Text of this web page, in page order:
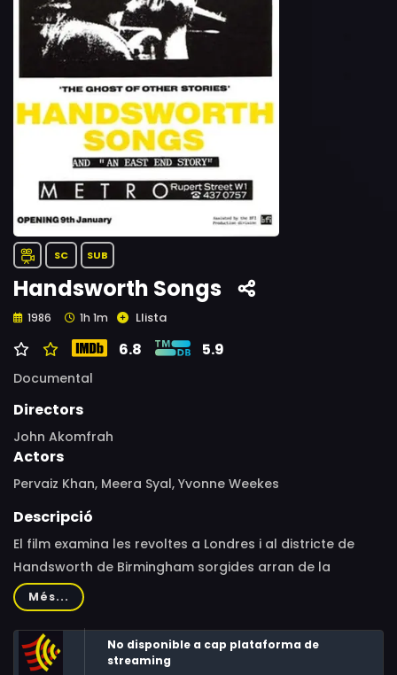
SC SUB
Handsworth Songs
1986 1h 1m Llista
6.8 5.9
Documental
Directors
John Akomfrah
Actors
Pervaiz Khan, Meera Syal, Yvonne Weekes
Descripció
El film examina les revoltes a Londres i al districte de
Handsworth de Birmingham sorgides arran de la
repressió policial envers la comunitat negra.
Més...
No disponible a cap plataforma de
streaming